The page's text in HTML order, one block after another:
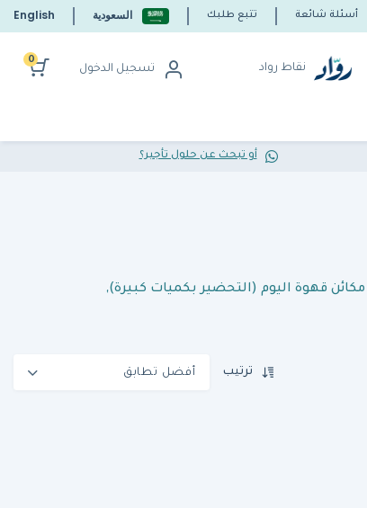
أسئلة شائعة تتبع طلبك السعودية English
نقاط رواد تسجيل الدخول
0
أو تبحث عن حلول تأجير؟
مكائن قهوة اليوم (التحضير بكميات كبيرة),
ترتيب أفضل تطابق